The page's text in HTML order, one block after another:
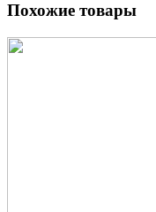
Похожие товары